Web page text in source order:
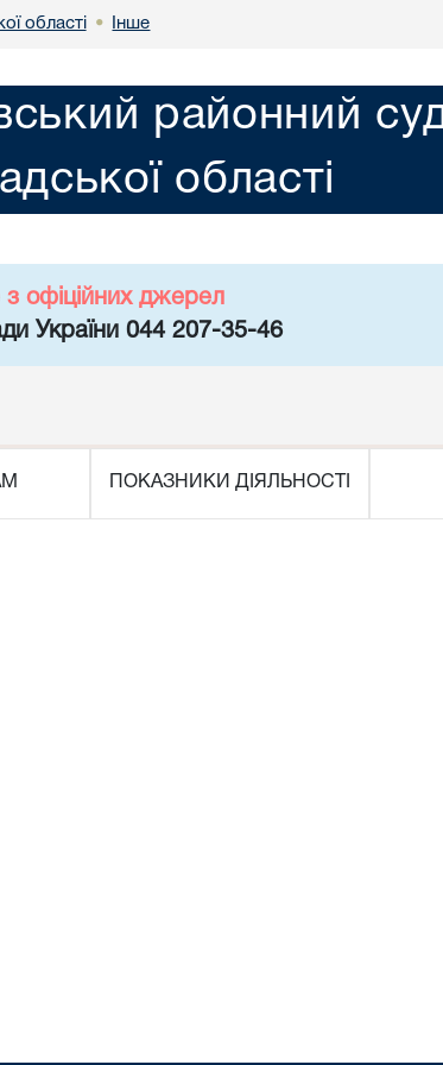
області • Інше
районний
області
офіційних джерел
України 044 207-35-46
ПОКАЗНИКИ ДІЯЛЬНОСТІ